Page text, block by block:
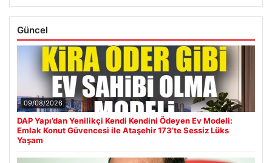
Güncel
09/08/2026
DAP Yapı’dan Yenilikçi Kendi Kendini Ödeyen Ev Modeli:
Emlak Konut Güvencesi ile Ataşehir 173’te Sessiz Lüks
Yaşam